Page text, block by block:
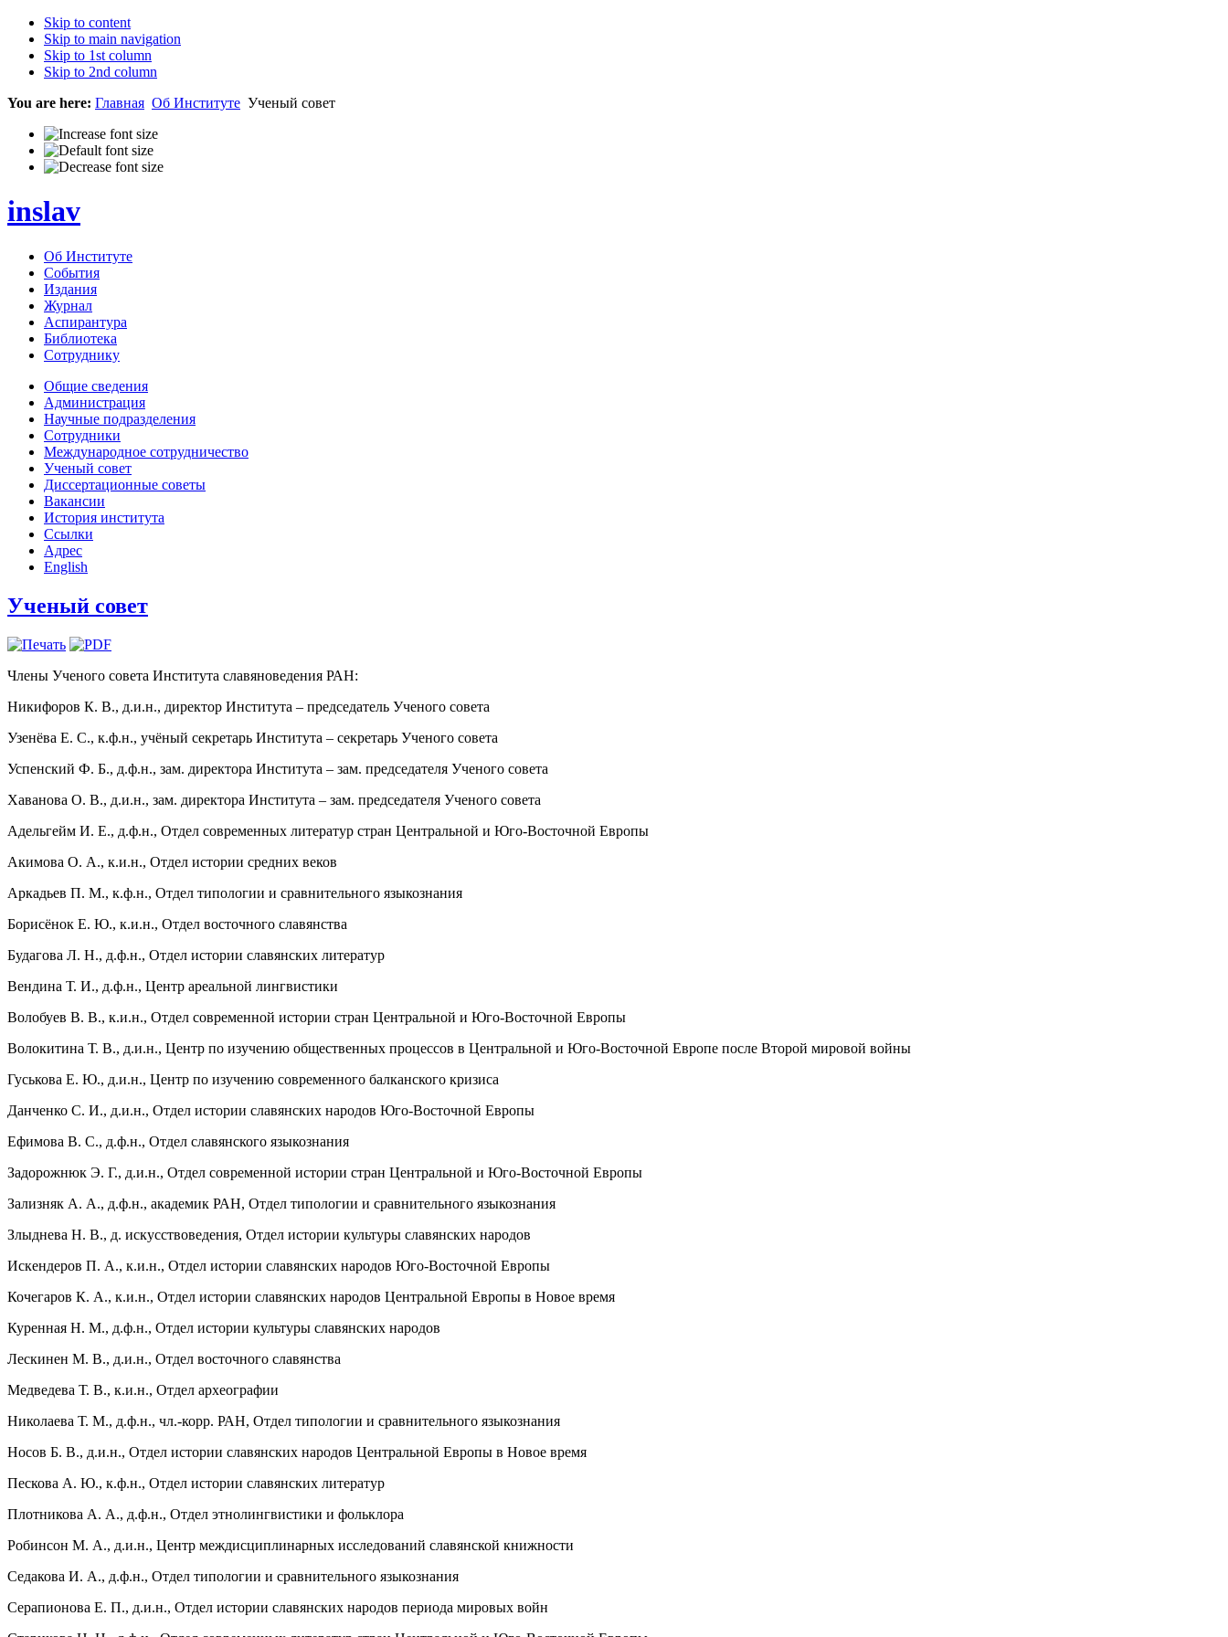
Skip to content
Skip to main navigation
Skip to 1st column
Skip to 2nd column
You are here: Главная Об Институте Ученый совет
inslav
Об Институте
События
Издания
Журнал
Аспирантура
Библиотека
Сотруднику
Общие сведения
Администрация
Научные подразделения
Сотрудники
Международное сотрудничество
Ученый совет
Диссертационные советы
Вакансии
История института
Ссылки
Адрес
English
Ученый совет
Члены Ученого совета Института славяноведения РАН:
Никифоров К. В., д.и.н., директор Института – председатель Ученого совета
Узенёва Е. С., к.ф.н., учёный секретарь Института – секретарь Ученого совета
Успенский Ф. Б., д.ф.н., зам. директора Института – зам. председателя Ученого совета
Хаванова О. В., д.и.н., зам. директора Института – зам. председателя Ученого совета
Адельгейм И. Е., д.ф.н., Отдел современных литератур стран Центральной и Юго-Восточной Европы
Акимова О. А., к.и.н., Отдел истории средних веков
Аркадьев П. М., к.ф.н., Отдел типологии и сравнительного языкознания
Борисёнок Е. Ю., к.и.н., Отдел восточного славянства
Будагова Л. Н., д.ф.н., Отдел истории славянских литератур
Вендина Т. И., д.ф.н., Центр ареальной лингвистики
Волобуев В. В., к.и.н., Отдел современной истории стран Центральной и Юго-Восточной Европы
Волокитина Т. В., д.и.н., Центр по изучению общественных процессов в Центральной и Юго-Восточной Европе после Второй мировой войны
Гуськова Е. Ю., д.и.н., Центр по изучению современного балканского кризиса
Данченко С. И., д.и.н., Отдел истории славянских народов Юго-Восточной Европы
Ефимова В. С., д.ф.н., Отдел славянского языкознания
Задорожнюк Э. Г., д.и.н., Отдел современной истории стран Центральной и Юго-Восточной Европы
Зализняк А. А., д.ф.н., академик РАН, Отдел типологии и сравнительного языкознания
Злыднева Н. В., д. искусствоведения, Отдел истории культуры славянских народов
Искендеров П. А., к.и.н., Отдел истории славянских народов Юго-Восточной Европы
Кочегаров К. А., к.и.н., Отдел истории славянских народов Центральной Европы в Новое время
Куренная Н. М., д.ф.н., Отдел истории культуры славянских народов
Лескинен М. В., д.и.н., Отдел восточного славянства
Медведева Т. В., к.и.н., Отдел археографии
Николаева Т. М., д.ф.н., чл.-корр. РАН, Отдел типологии и сравнительного языкознания
Носов Б. В., д.и.н., Отдел истории славянских народов Центральной Европы в Новое время
Пескова А. Ю., к.ф.н., Отдел истории славянских литератур
Плотникова А. А., д.ф.н., Отдел этнолингвистики и фольклора
Робинсон М. А., д.и.н., Центр междисциплинарных исследований славянской книжности
Седакова И. А., д.ф.н., Отдел типологии и сравнительного языкознания
Серапионова Е. П., д.и.н., Отдел истории славянских народов периода мировых войн